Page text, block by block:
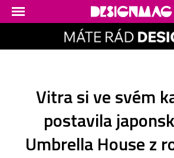
Vitra si ve svém
postavila
Umbrella House z